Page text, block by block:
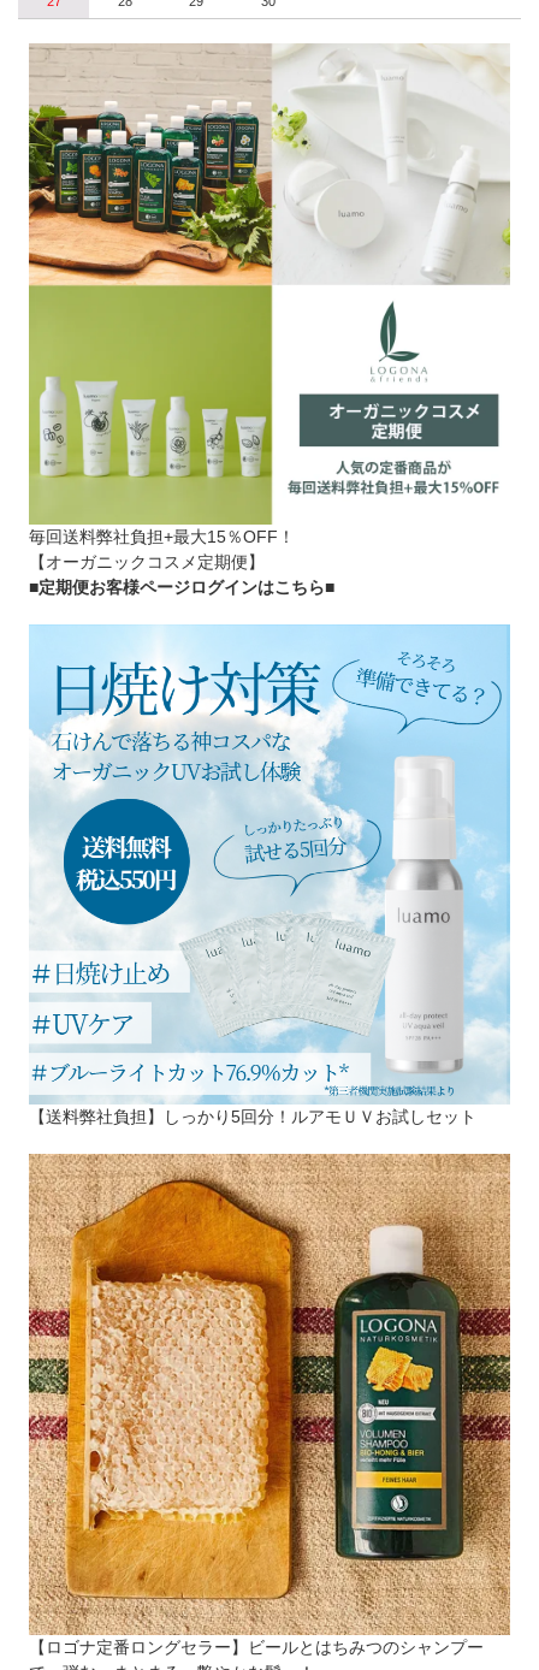
毎回送料弊社負担+最大15％OFF！
【オーガニックコスメ定期便】
■定期便お客様ページログインはこちら■
【送料弊社負担】しっかり5回分！ルアモＵＶお試しセット
【ロゴナ定番ロングセラー】ビールとはちみつのシャンプー